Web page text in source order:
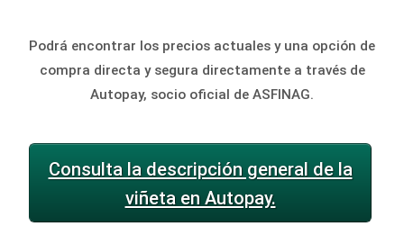
Podrá encontrar los precios actuales y una opción de
compra directa y segura directamente a través de
Autopay, socio oficial de ASFINAG.
Consulta la descripción general de la
viñeta en Autopay.